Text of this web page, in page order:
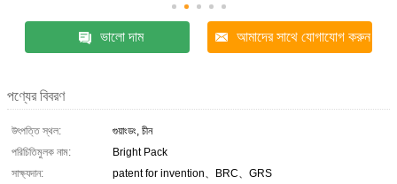
ভালো দাম আমাদের সাথে যোগাযোগ করুন
পণ্যের বিবরণ
উৎপত্তি স্থল:
গুয়াংডং, চীন
পরিচিতিমুলক নাম:
Bright Pack
সাক্ষ্যদান:
patent for invention、BRC、GRS